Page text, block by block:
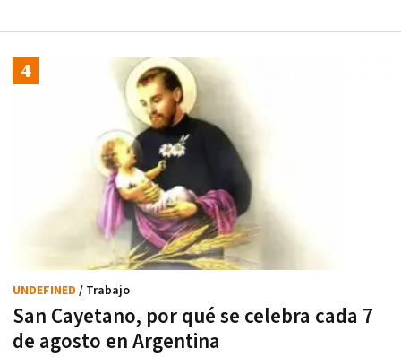
San Cayetano, por qué se celebra cada 7
de agosto en Argentina
UNDEFINED / Trabajo